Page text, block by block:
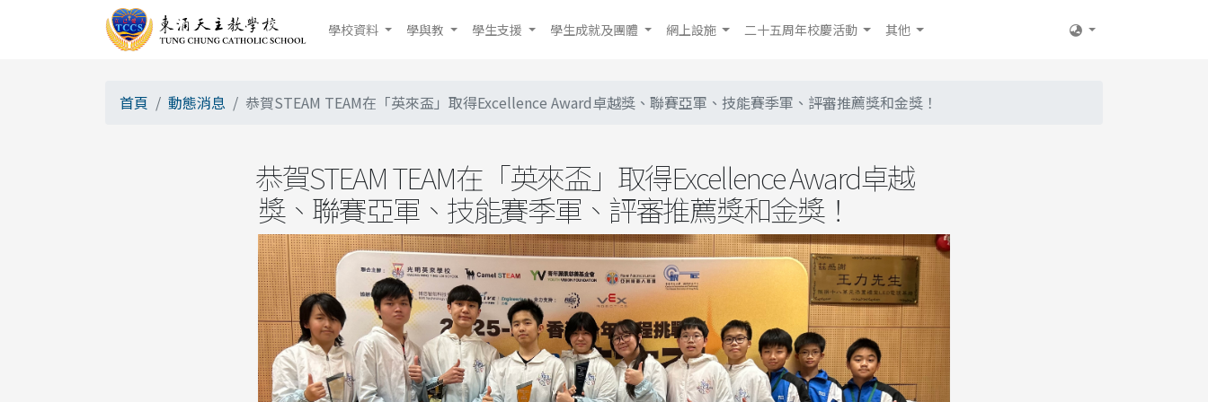
學校資料 學與教 學生支援 學生成就及團體 網上設施 二十五周年校慶活動 其他
首頁 動態消息 恭賀STEAM TEAM在「英來盃」取得Excellence Award卓越獎、聯賽亞軍、技能賽季軍、評審推薦獎和金獎！
恭賀STEAM TEAM在「英來盃」取得Excellence Award卓越
獎、聯賽亞軍、技能賽季軍、評審推薦獎和金獎！